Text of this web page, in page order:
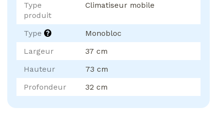
Type
produit
Climatiseur mobile
Type
Monobloc
Largeur
37 cm
Hauteur
73 cm
Profondeur
32 cm